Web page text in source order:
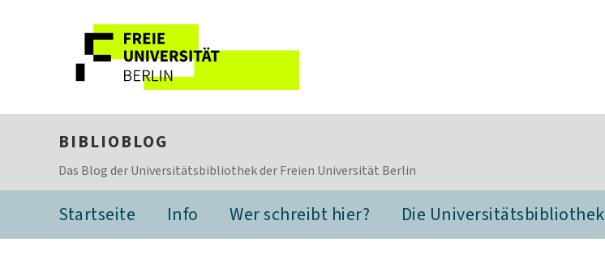
BIBLIOBLOG
Das Blog der Universitätsbibliothek der Freien Universität Berlin
Startseite Info Wer schreibt hier? Die Universitätsbibliothek